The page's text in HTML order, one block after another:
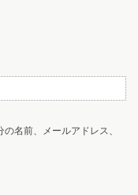
名前、メールアドレス、